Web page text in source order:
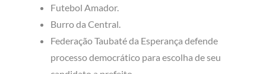
Futebol Amador.
Burro da Central.
Federação Taubaté da Esperança defende
processo democrático para escolha de seu